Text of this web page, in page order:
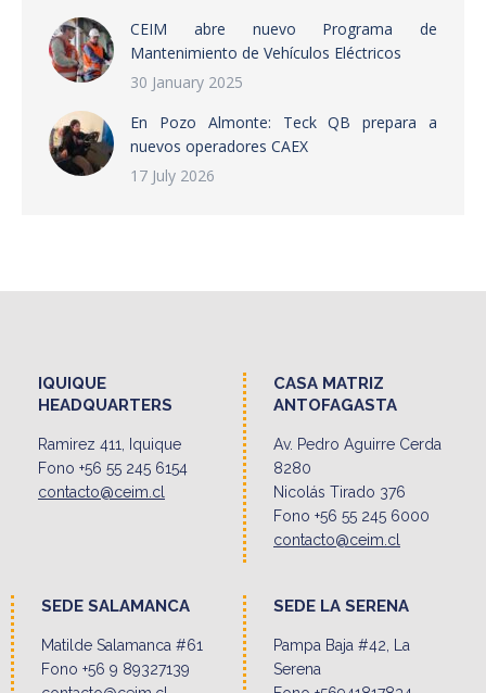
CEIM abre nuevo Programa de
Mantenimiento de Vehículos Eléctricos
30 January 2025
En Pozo Almonte: Teck QB prepara a
nuevos operadores CAEX
17 July 2026
IQUIQUE
HEADQUARTERS
Ramirez 411, Iquique
Fono +56 55 245 6154
contacto@ceim.cl
CASA MATRIZ
ANTOFAGASTA
Av. Pedro Aguirre Cerda
8280
Nicolás Tirado 376
Fono +56 55 245 6000
contacto@ceim.cl
SEDE SALAMANCA
Matilde Salamanca #61
Fono +56 9 89327139
SEDE LA SERENA
Pampa Baja #42, La
Serena